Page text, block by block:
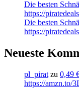
Die besten
https://
Die besten
https://
Neueste
pl_pirat zu 0,49
https://amzn.to/